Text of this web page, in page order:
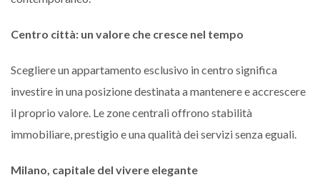
Centro città: un valore che cresce nel tempo
Scegliere un appartamento esclusivo in centro significa
investire in una posizione destinata a mantenere e accrescere
il proprio valore. Le zone centrali offrono stabilità
immobiliare, prestigio e una qualità dei servizi senza eguali.
Milano, capitale del vivere elegante